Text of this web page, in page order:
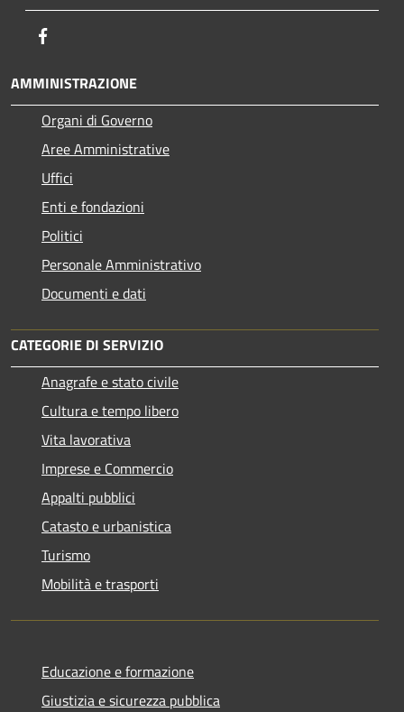
AMMINISTRAZIONE
Organi di Governo
Aree Amministrative
Uffici
Enti e fondazioni
Politici
Personale Amministrativo
Documenti e dati
CATEGORIE DI SERVIZIO
Anagrafe e stato civile
Cultura e tempo libero
Vita lavorativa
Imprese e Commercio
Appalti pubblici
Catasto e urbanistica
Turismo
Mobilità e trasporti
Educazione e formazione
Giustizia e sicurezza pubblica